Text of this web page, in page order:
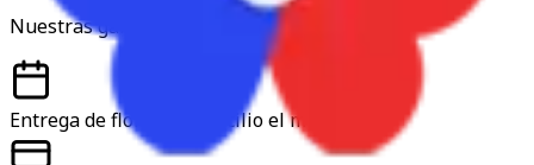
Nuestras garantías
Entrega de flores a domicilio el mismo día